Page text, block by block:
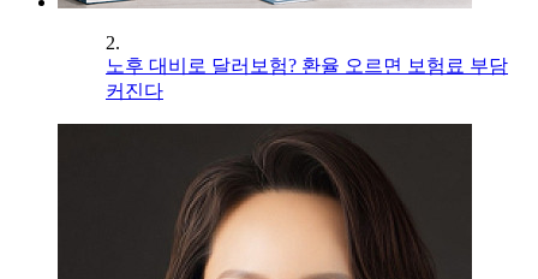
2.
노후 대비로 달러보험? 환율 오르면 보험료 부담
커진다